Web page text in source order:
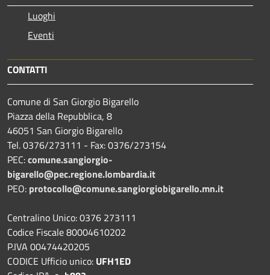
Luoghi
Eventi
CONTATTI
Comune di San Giorgio Bigarello
Piazza della Repubblica, 8
46051 San Giorgio Bigarello
Tel. 0376/273111 - Fax: 0376/273154
PEC:comune.sangiorgio-
bigarello@pec.regione.lombardia.it
PEO: protocollo@comune.sangiorgiobigarello.mn.it
Centralino Unico: 0376 273111
Codice Fiscale 80004610202
P.IVA 00474420205
CODICE Ufficio unico: UFH1ED